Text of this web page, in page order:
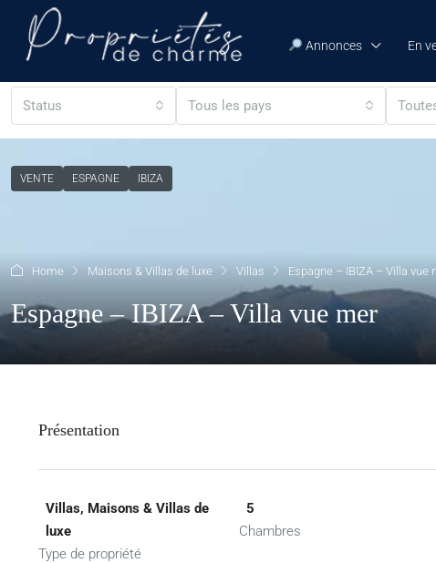
Annonces En
Status Tous les pays
VENTE ESPAGNE IBIZA
Home Maisons & Villas de luxe Villas Espagne – IBIZA – Villa vue
Espagne – IBIZA – Villa vue mer
Présentation
Villas, Maisons & Villas de
luxe
Type de propriété
5
Chambres